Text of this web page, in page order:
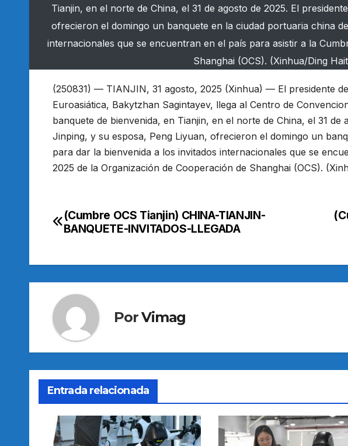
Tianjin, en el norte de China, el 31 de agosto de 2025. El
ofrecieron el domingo un banquete en la ciudad portuaria china
internacionales que se encuentran en el país para asistir a la
Shanghai (OCS). (Xinhua/Ding
(250831) — TIANJIN, 31 agosto, 2025 (Xinhua) — El presidente
Euroasiática, Bakytzhan Sagintayev, llega al Centro de
banquete de bienvenida, en Tianjin, en el norte de China, el 31 de
Jinping, y su esposa, Peng Liyuan, ofrecieron el domingo un
para dar la bienvenida a los invitados internacionales que se
2025 de la Organización de Cooperación de Shanghai (OCS).
Navegación
entradas
(Cumbre OCS Tianjin) CHINA-TIANJIN-
BANQUETE-INVITADOS-LLEGADA
PorVimag
Entrada relacionada